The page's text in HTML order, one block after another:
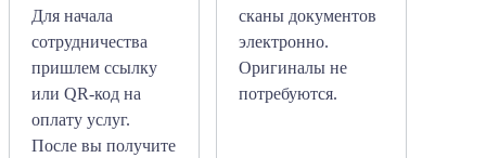
Для начала
сотрудничества
пришлем ссылку
или QR-код на
оплату услуг.
После вы получите
сканы документов
электронно.
Оригиналы не
потребуются.